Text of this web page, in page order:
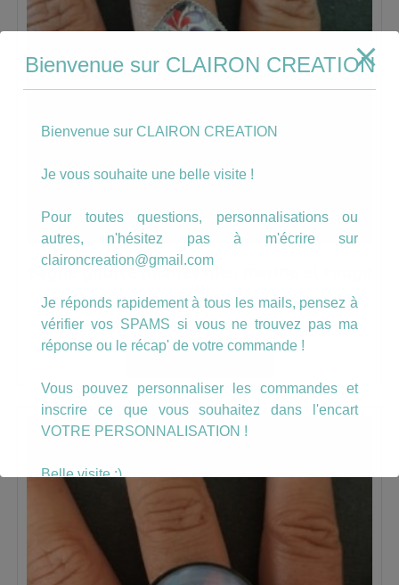
Bague goutte plumes bleu marine et rouge
6.00€
AJOUTER AU PANIER
Bienvenue sur CLAIRON CREATION
Bienvenue sur CLAIRON CREATION
Je vous souhaite une belle visite !
Pour toutes questions, personnalisations ou
autres, n'hésitez pas à m'écrire sur
claironcreation@gmail.com
Je réponds rapidement à tous les mails, pensez à
vérifier vos SPAMS si vous ne trouvez pas ma
réponse ou le récap' de votre commande !
Vous pouvez personnaliser les commandes et
inscrire ce que vous souhaitez dans l'encart
VOTRE PERSONNALISATION !
Belle visite :)